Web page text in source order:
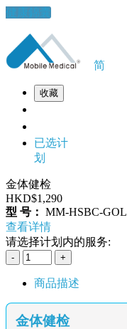
健康錦囊
简
收藏
已选计
划
金体健检
HKD$1,290
型 号： MM-HSBC-GOL
查看详情
请选择计划内的服务:
商品描述
金体健检